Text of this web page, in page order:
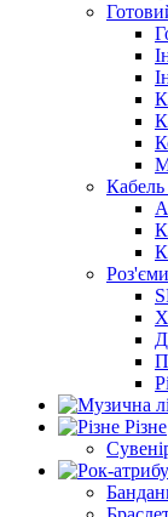
Кабель
Різне